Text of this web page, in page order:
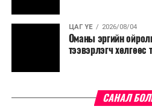
ЦАГ ҮЕ 2026/08/04
Оманы эргийн
тээвэрлэгч хөлгөөс
САНАЛ